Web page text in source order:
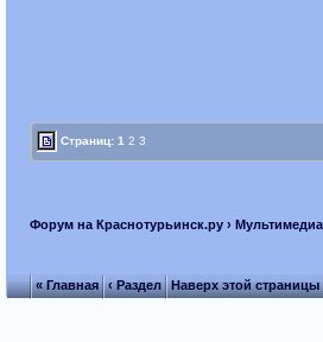
Страниц: 1 2 3
Форум на Краснотурьинск.ру›
« Главная ‹ Раздел Наверх этой страницы